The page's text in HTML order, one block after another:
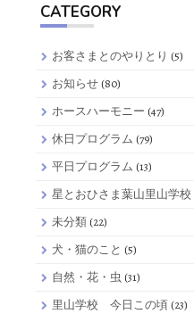
送
り
CATEGORY
お客さまとのやりとり (5)
お知らせ (80)
ホースハーモニー (47)
休日プログラム (79)
平日プログラム (13)
星とおひさま葉山里山学校
未分類 (22)
犬・猫のこと (5)
自然・花・虫 (31)
里山学校 今日この頃 (23)